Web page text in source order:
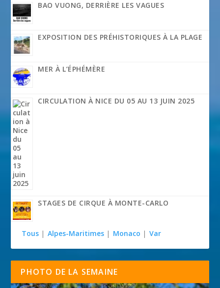
BAO VUONG, DERRIÈRE LES VAGUES
EXPOSITION DES PRÉHISTORIQUES À LA PLAGE
MER À L’ÉPHÉMÈRE
CIRCULATION À NICE DU 05 AU 13 JUIN 2025
STAGES DE CIRQUE À MONTE-CARLO
Tous | Alpes-Maritimes | Monaco | Var
PHOTO DE LA SEMAINE